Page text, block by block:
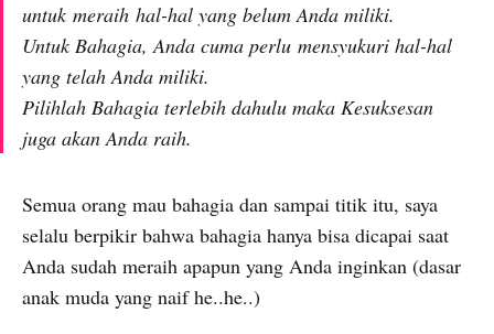
untuk meraih hal-hal yang belum Anda miliki.
Untuk Bahagia, Anda cuma perlu mensyukuri hal-hal
yang telah Anda miliki.
Pilihlah Bahagia terlebih dahulu maka Kesuksesan
juga akan Anda raih.
Semua orang mau bahagia dan sampai titik itu, saya
selalu berpikir bahwa bahagia hanya bisa dicapai saat
Anda sudah meraih apapun yang Anda inginkan (dasar
anak muda yang naif he..he..)